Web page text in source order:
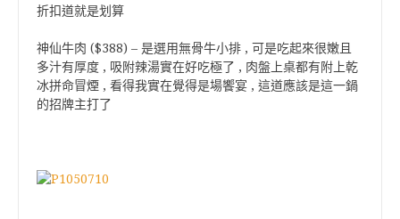
折扣道就是划算
神仙牛肉 ($388) – 是選用無骨牛小排 , 可是吃起來很嫩且
多汁有厚度 , 吸附辣湯實在好吃極了 , 肉盤上桌都有附上乾
冰拼命冒煙 , 看得我實在覺得是場饗宴 , 這道應該是這一鍋
的招牌主打了